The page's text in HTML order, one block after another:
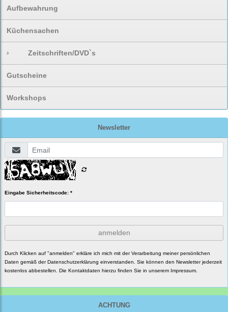
Aufbewahrung
Küchensachen
› Zeitschriften/DVD`s
Gutscheine
Workshops
Newsletter
Eingabe Sicherheitscode: *
anmelden
Durch Klicken auf "anmelden" erkläre ich mich mit der Verarbeitung meiner persönlichen
Daten gemäß der Datenschutzerklärung einverstanden. Sie können den Newsletter jederzeit
kostenlos abbestellen. Die Kontaktdaten hierzu finden Sie in unserem Impressum.
ACHTUNG